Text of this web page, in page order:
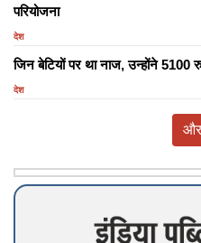
परियोजना
देश
जिन बेटियों पर था नाज, उन्होंने 5100
देश